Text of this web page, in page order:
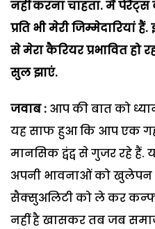
नहीं करना चाहता. मैं
प्रति भी मेरी जिम्मेदारियां
से मेरा कैरियर प्रभावित हो
सुल झाएं.
जवाब : आप की बात को
यह साफ हुआ कि आप एक
मानसिक द्वंद्व से गुजर रहे
अपनी भावनाओं को खुलेपन
सैक्सुअलिटी को ले कर
नहीं है खासकर तब जब